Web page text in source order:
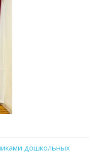
дошкольных